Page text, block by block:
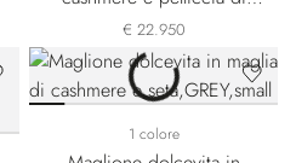
Orylag
€ 22.950
1 colore